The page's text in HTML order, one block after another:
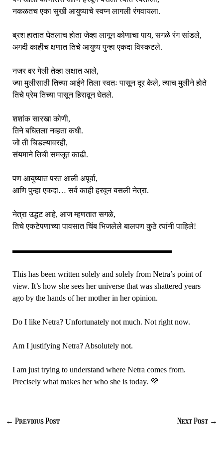
नकळतच एका सुखी आयुष्याचे स्वप्न लागली रंगवायला.
ब्रश हातात घेतलाच होता जेव्हा लागून कोणाचा पाय, सगळे रंग सांडले,
अगदी काहीच क्षणात तिचे आयुष्य पुन्हा एकदा विस्कटले.
नजर वर गेली तेव्हा लक्षात आले,
ज्या मुलीसाठी तिच्या आईने तिला स्वतः पासून दूर केले, त्याच मुलीने होते
तिचे प्रेम तिच्या पासून हिरावून घेतले.
शशांक सारखा कोणी,
तिने बघितला नव्हता कधी.
जो ती चिडल्यावरही,
संयमाने तिची समजूत काढी.
पण आयुष्यात परत आली अपूर्वा,
आणि पुन्हा एकदा… सर्व काही हरवून बसली नेत्रा.
नेत्रा उद्धट आहे, आज म्हणतात सगळे,
तिचे एकटेपणाच्या पावसात चिंब भिजलेले बालपण कुठे त्यांनी पाहिले!
▬▬▬▬▬▬▬▬▬▬▬▬▬▬▬▬▬▬▬▬
This has been written solely and solely from Netra’s point of
view. It’s how she sees her universe that was shattered years
ago by the hands of her mother in her opinion.
Do I like Netra? Unfortunately not much. Not right now.
Am I justifying Netra? Absolutely not.
I am just trying to understand where Netra comes from.
Precisely what makes her who she is today. 💜
← Previous Post Next Post →